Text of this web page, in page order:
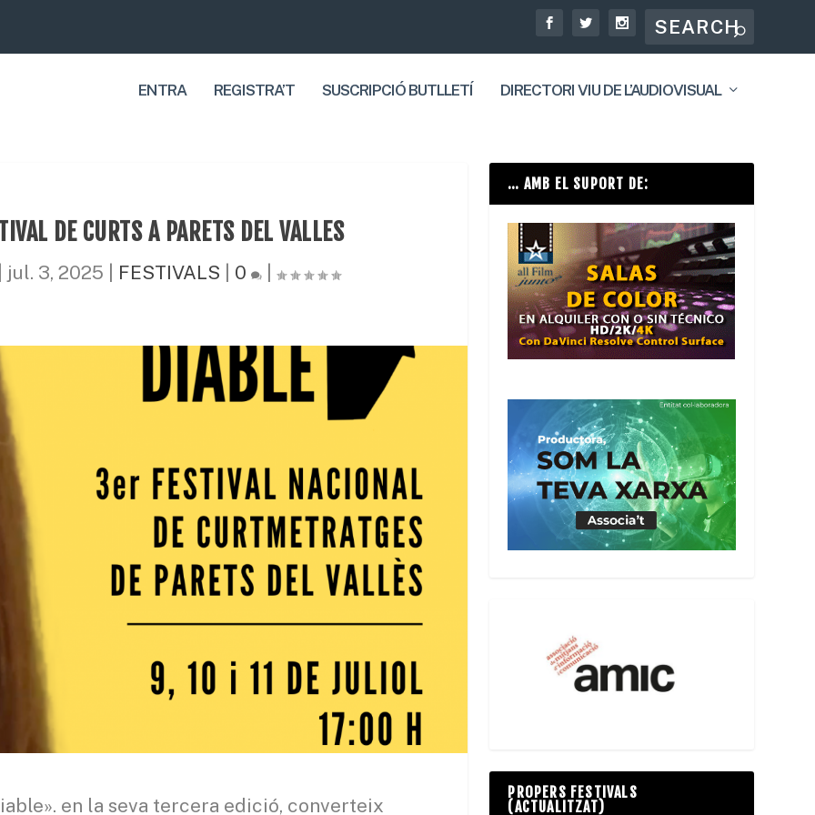
ENTRA REGISTRA’T SUSCRIPCIÓ BUTLLETÍ DIRECTORI VIU DE L’AUDIOVISUAL
DE CURTS A PARETS DEL VALLES
jul. 3, 2025 FESTIVALS 0 |
en la seva tercera edició, converteix
… AMB EL SUPORT DE:
PROPERS FESTIVALS
(ACTUALITZAT)